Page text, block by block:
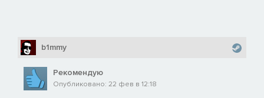
b1mmy
Рекомендую
Опубликовано: 22 фев в 12:18